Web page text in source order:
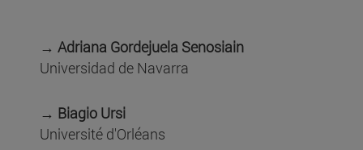
→ Adriana Gordejuela Senosiain
Universidad de Navarra
→ Biagio Ursi
Université d'Orléans